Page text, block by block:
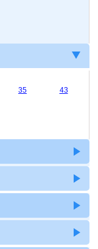
35 43